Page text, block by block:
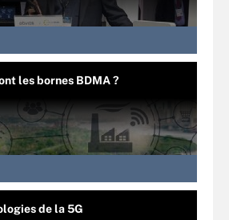
les bornes BDMA ?
de la 5G